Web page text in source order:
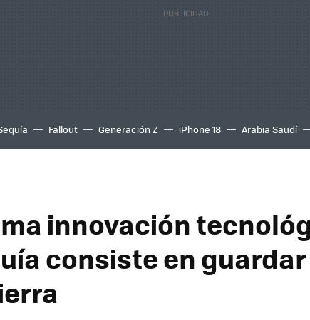
Fallout Generación Z iPhone 18 Arabia Saudí
innovación
consiste en